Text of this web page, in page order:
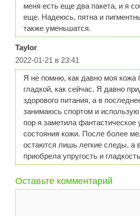
меня есть еще два пакета, и я
еще. Надеюсь, пятна и
также уменьшатся.
Taylor
2022-01-21 в 23:41
Я не помню, как давно моя кожа
гладкой, как сейчас. Я давно
здорового питания, а в
занимаюсь спортом и
пор я заметила фантастическое
состояния кожи. После более
остаются лишь легкие следы, а
приобрела упругость и
Оставьте комментарий